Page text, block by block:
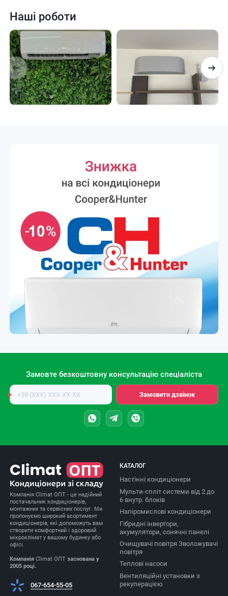
Наші роботи
Замовте безкоштовну консультацію спеціаліста
Номер
телефону
Замовити дзвінок
Компанія Climat ОПТ - це надійний
постачальник кондиціонерів,
монтажних та сервісних послуг. Ми
пропонуємо широкий асортимент
кондиціонерів, які допоможуть вам
створити комфортний і здоровий
мікроклімат у вашому будинку або
офісі.
Компанія Climat ОПТзаснована у
2005 році.
067-654-55-05
КАТАЛОГ
Настінні кондиціонери
Мульти-спліт системи від 2 до
6 внутр. блоків
Напіромислові кондиціонери
Гібридні інвертори,
акумулятори, сонячні панелі
Очищувачі повітря Зволожувачі
повітря
Теплові насоси
Вентиляційні установки з
рекуперацією